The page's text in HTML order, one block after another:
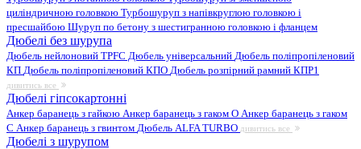
циліндричною головкою Турбошуруп з напівкруглою головкою і
пресшайбою Шуруп по бетону з шестигранною головкою і фланцем
Дюбелі без шурупа
Дюбель нейлоновий TPFC Дюбель універсальний Дюбель поліпропіленовий
КП Дюбель поліпропіленовий КПО Дюбель розпірний рамний КПР1
дивитись все
Дюбелі гіпсокартонні
Анкер баранець з гайкою Анкер баранець з гаком O Анкер баранець з гаком
С Анкер баранець з гвинтом Дюбель ALFA TURBO дивитись все
Дюбелі з шурупом